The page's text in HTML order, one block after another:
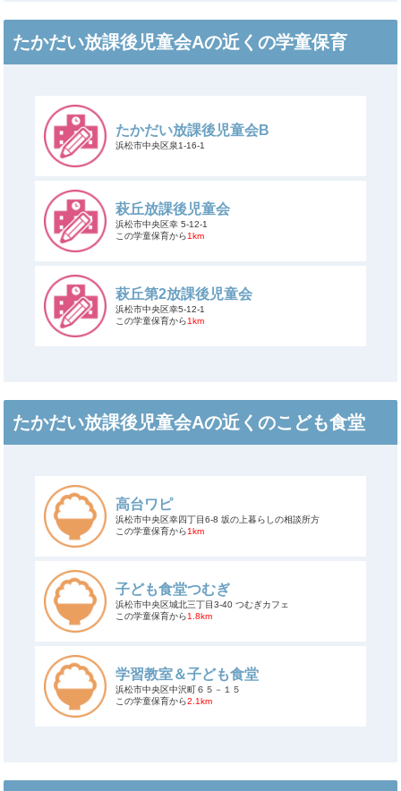
たかだい放課後児童会Aの近くの学童保育
たかだい放課後児童会B
浜松市中央区泉1-16-1
萩丘放課後児童会
浜松市中央区幸 5-12-1
この学童保育から1km
萩丘第2放課後児童会
浜松市中央区幸5-12-1
この学童保育から1km
たかだい放課後児童会Aの近くのこども食堂
高台ワピ
浜松市中央区幸四丁目6-8 坂の上暮らしの相談所方
この学童保育から1km
子ども食堂つむぎ
浜松市中央区城北三丁目3-40 つむぎカフェ
この学童保育から1.8km
学習教室＆子ども食堂
浜松市中央区中沢町６５－１５
この学童保育から2.1km